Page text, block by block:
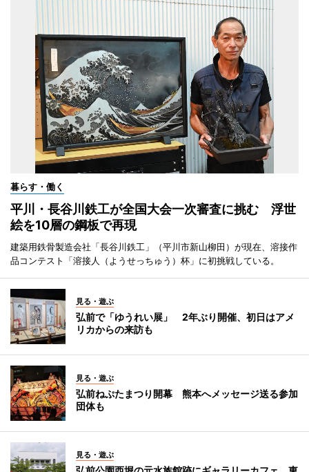
暮らす・働く
平川・長谷川鉄工が全国大会一次審査に挑む 浮世
絵を10層の鋼板で再現
建築用鉄骨製造会社「長谷川鉄工」（平川市新山柳田）が現在、溶接作
品コンテスト「溶接人（ようせっちゅう）杯」に初挑戦している。
見る・遊ぶ
弘前で「ゆうれい展」 2年ぶり開催、初日はアメ
リカからの来訪も
見る・遊ぶ
弘前ねぷたまつり開幕 熊本へメッセージ送る参加
団体も
見る・遊ぶ